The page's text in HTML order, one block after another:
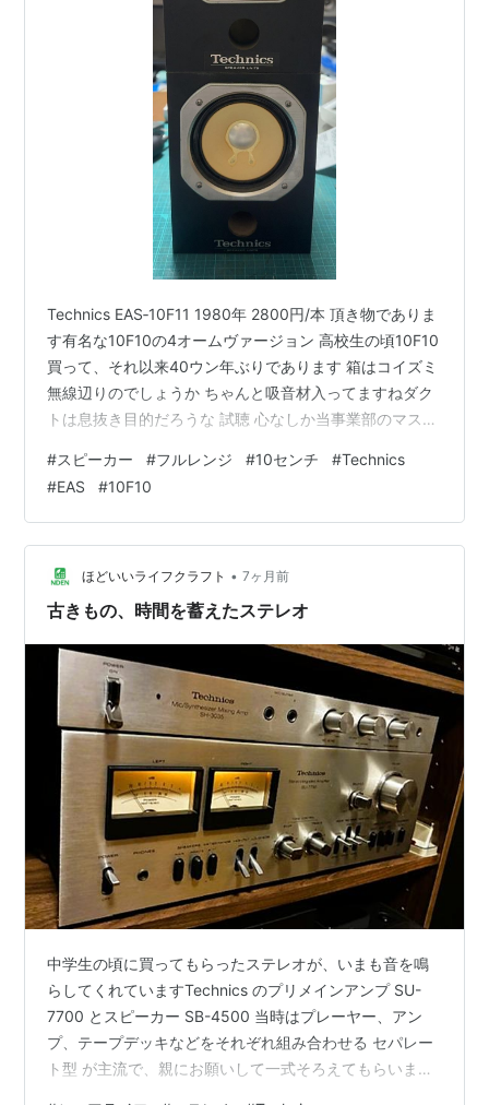
Technics EAS‐10F11 1980年 2800円/本 頂き物でありま
す有名な10F10の4オームヴァージョン 高校生の頃10F10
買って、それ以来40ウン年ぶりであります 箱はコイズミ
無線辺りのでしょうか ちゃんと吸音材入ってますねダク
トは息抜き目的だろうな 試聴 心なしか当事業部のマスコ
ジだとメタルセンターキャップの主張が強くて刺激的な
印象を持っていたのですがこの個体は十分な熟成を受け
たのか実に自然な鳴り方であります 恐らく90年代の後半
からの稼働との事なので30年近く鳴らされた個体っす 全
体的にはいい音ですいい音でもHi-Fi…
#スピーカー #フルレンジ #10センチ #Technics
#EAS #10F10
ほどいいライフクラフト • 7ヶ月前
古きもの、時間を蓄えたステレオ
中学生の頃に買ってもらったステレオが、いまも音を鳴
らしてくれていますTechnics のプリメインアンプ SU-
7700 とスピーカー SB-4500 当時はプレーヤー、アン
プ、テープデッキなどをそれぞれ組み合わせる セパレー
ト型 が主流で、親にお願いして一式そろえてもらいまし